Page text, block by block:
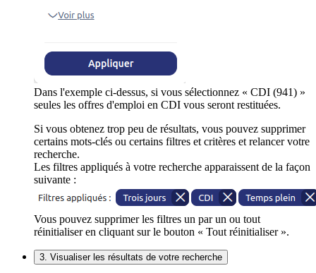
Dans l'exemple ci-dessus, si vous sélectionnez « CDI (941) »
seules les offres d'emploi en CDI vous seront restituées.
Si vous obtenez trop peu de résultats, vous pouvez supprimer
certains mots-clés ou certains filtres et critères et relancer votre
recherche.
Les filtres appliqués à votre recherche apparaissent de la façon
suivante :
Vous pouvez supprimer les filtres un par un ou tout
réinitialiser en cliquant sur le bouton « Tout réinitialiser ».
3. Visualiser les résultats de votre recherche